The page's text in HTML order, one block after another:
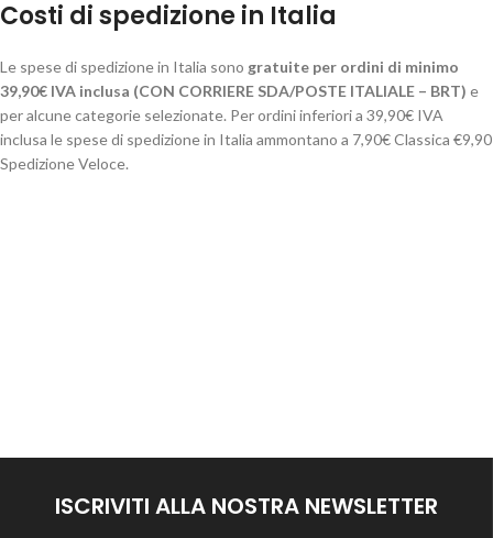
Costi di spedizione in Italia
Le spese di spedizione in Italia sono gratuite per ordini di minimo
39,90€ IVA inclusa (CON CORRIERE SDA/POSTE ITALIALE – BRT) e
per alcune categorie selezionate. Per ordini inferiori a 39,90€ IVA
inclusa le spese di spedizione in Italia ammontano a 7,90€ Classica €9,90
Spedizione Veloce.
ISCRIVITI ALLA NOSTRA NEWSLETTER